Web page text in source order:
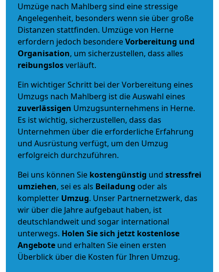
Umzüge nach Mahlberg sind eine stressige
Angelegenheit, besonders wenn sie über große
Distanzen stattfinden. Umzüge von Herne
erfordern jedoch besondereVorbereitung und
Organisation, um sicherzustellen, dass alles
reibungslosverläuft.
Ein wichtiger Schritt bei der Vorbereitung eines
Umzugs nach Mahlberg ist die Auswahl eines
zuverlässigen Umzugsunternehmens in Herne.
Es ist wichtig, sicherzustellen, dass das
Unternehmen über die erforderliche Erfahrung
und Ausrüstung verfügt, um den Umzug
erfolgreich durchzuführen.
Bei uns können Sie kostengünstig und stressfrei
umziehen, sei es als Beiladung oder als
kompletter Umzug. Unser Partnernetzwerk, das
wir über die Jahre aufgebaut haben, ist
deutschlandweit und sogar international
unterwegs. Holen Sie sich jetzt kostenlose
Angebote und erhalten Sie einen ersten
Überblick über die Kosten für Ihren Umzug.